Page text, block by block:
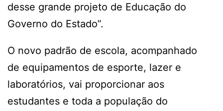
desse grande projeto de Educação do
Governo do Estado”.
O novo padrão de escola, acompanhado
de equipamentos de esporte, lazer e
laboratórios, vai proporcionar aos
estudantes e toda a população do